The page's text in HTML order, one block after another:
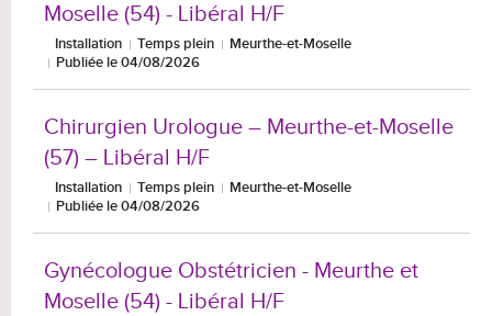
Moselle (54) - Libéral H/F
Installation Temps plein
Meurthe-et-Moselle
Publiée le 04/08/2026
Chirurgien Urologue – Meurthe-et-Moselle
(57) – Libéral H/F
Installation Temps plein
Meurthe-et-Moselle
Publiée le 04/08/2026
Gynécologue Obstétricien - Meurthe et
Moselle (54) - Libéral H/F